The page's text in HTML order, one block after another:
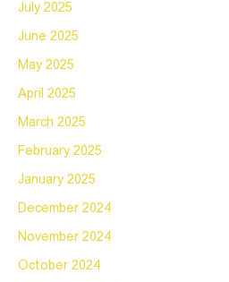
July 2025
June 2025
May 2025
April 2025
March 2025
February 2025
January 2025
December 2024
November 2024
October 2024